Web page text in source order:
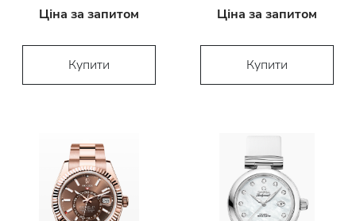
Ціна за запитом
Купити
Ціна за запитом
Купити